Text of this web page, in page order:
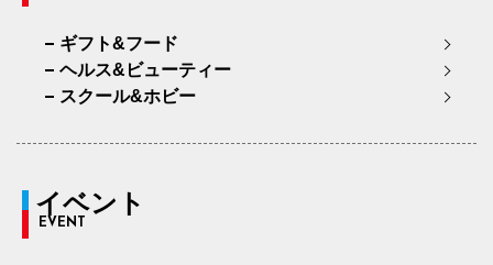
ギフト&フード
ヘルス&ビューティー
スクール&ホビー
イベント
EVENT